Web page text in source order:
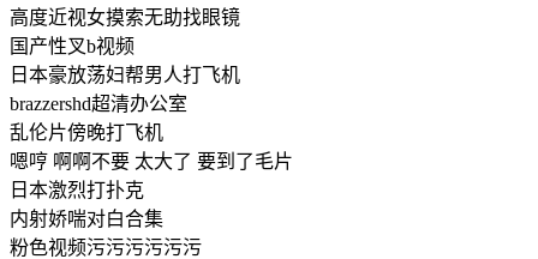
高度近视女摸索无助找眼镜
国产性叉b视频
日本豪放荡妇帮男人打飞机
brazzershd超清办公室
乱伦片傍晚打飞机
嗯哼 啊啊不要 太大了 要到了毛片
日本激烈打扑克
内射娇喘对白合集
粉色视频污污污污污污